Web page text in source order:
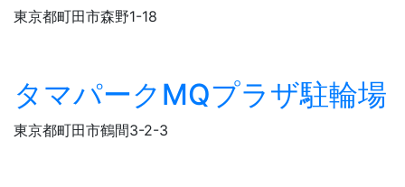
東京都町田市森野1-18
タマパークMQプラザ駐輪場
東京都町田市鶴間3-2-3